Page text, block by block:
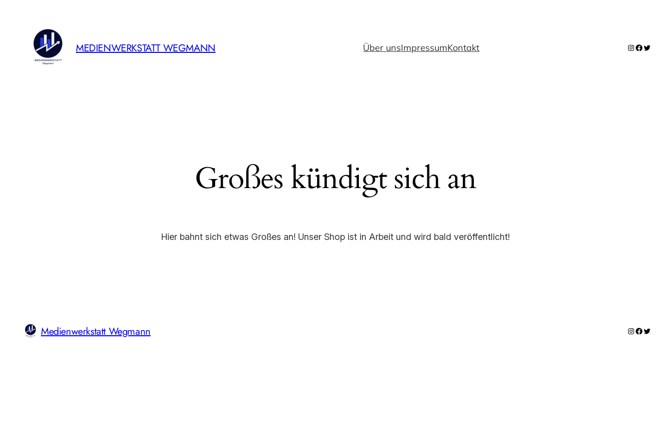
MEDIENWERKSTATT WEGMANN Über unsImpressumKontakt Instagram
Facebook
Twitter
Großes kündigt sich an
Hier bahnt sich etwas Großes an! Unser Shop ist in Arbeit und wird bald veröffentlicht!
Medienwerkstatt Wegmann Instagram
Facebook
Twitter